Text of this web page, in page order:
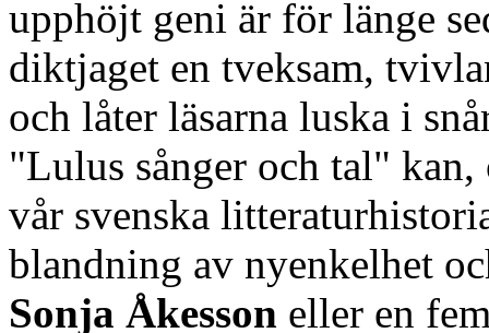
upphöjt geni är för länge
diktjaget en tveksam,
och låter läsarna luska i
"Lulus sånger och tal"
vår svenska
blandning av nyenkelhet
Sonja Åkesson eller en